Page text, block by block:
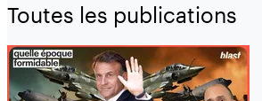
Toutes les publications